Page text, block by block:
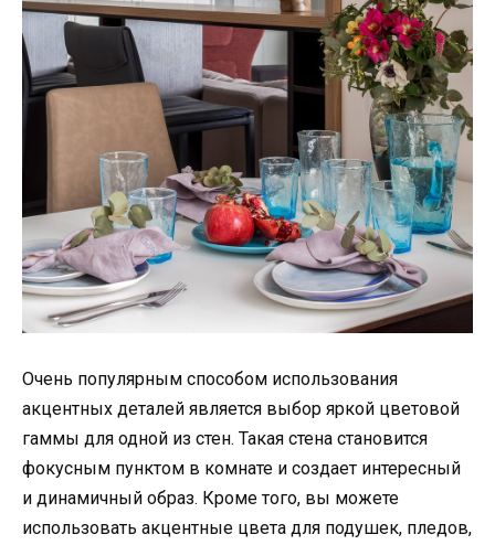
Очень популярным способом использования
акцентных деталей является выбор яркой цветовой
гаммы для одной из стен. Такая стена становится
фокусным пунктом в комнате и создает интересный
и динамичный образ. Кроме того, вы можете
использовать акцентные цвета для подушек, пледов,